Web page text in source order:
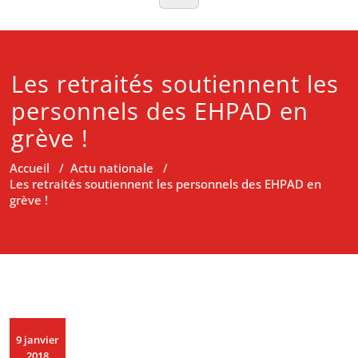
Les retraités soutiennent les
personnels des EHPAD en
grève !
Accueil / Actu nationale /
Les retraités soutiennent les personnels des EHPAD en
grève !
9 janvier